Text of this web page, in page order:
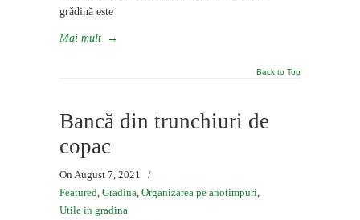
grădină este
Mai mult →
Back to Top
Bancă din trunchiuri de
copac
On August 7, 2021
/
Featured Gradina Organizarea pe anotimpuri
Utile in gradina